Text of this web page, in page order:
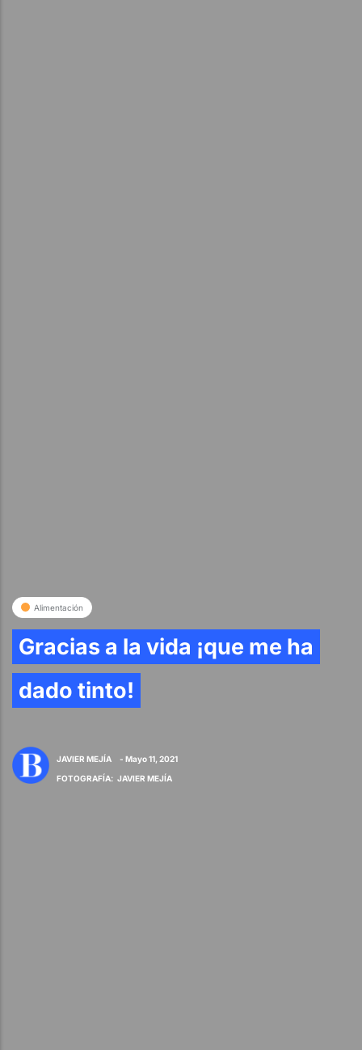
Alimentación
Gracias a la vida ¡que me ha
dado tinto!
JAVIER MEJÍA
- Mayo 11, 2021
FOTOGRAFÍA: JAVIER MEJÍA